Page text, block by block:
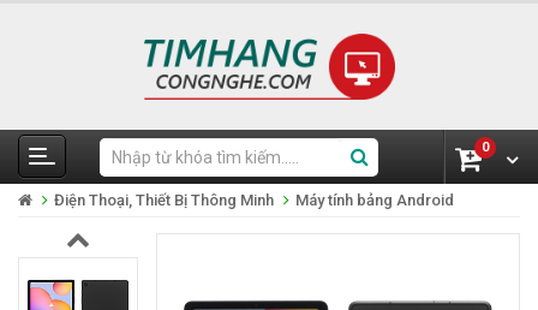
0
Điện Thoại, Thiết Bị Thông Minh Máy tính bảng Android